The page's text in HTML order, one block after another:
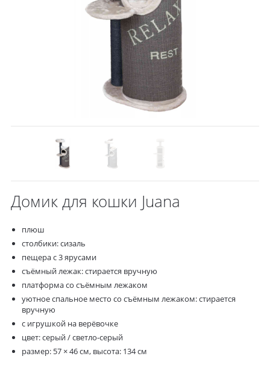
Домик для кошки Juana
плюш
столбики: сизаль
пещера с 3 ярусами
съёмный лежак: стирается вручную
платформа со съёмным лежаком
уютное спальное место со съёмным лежаком: стирается
вручную
с игрушкой на верёвочке
цвет: серый / светло-серый
размер: 57 × 46 см, высота: 134 см